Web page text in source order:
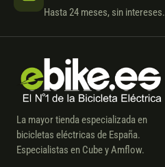
Hasta 24 meses, sin intereses.
La mayor tienda especializada en
bicicletas eléctricas de España.
Especialistas en Cube y Amflow.